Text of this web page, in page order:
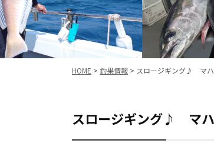
HOME > 釣果情報 > スロージギング♪ マ
スロージギング♪ マ